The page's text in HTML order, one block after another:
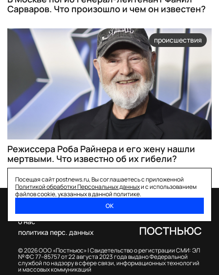
Сарваров. Что произошло и чем он известен?
происшествия
Режиссера Роба Райнера и его жену нашли
мертвыми. Что известно об их гибели?
Посещая сайт postnews.ru, Вы соглашаетесь с приложенной
Политикой обработки Персональных данныхи с использованием
файлов cookie, указанных в данной политике.
ОК
© 2026 ООО «Постньюс» |Свидетельство о регистрации СМИ: ЭЛ
№ ФС 77–85757 от 22 августа 2023 года выдано Федеральной
службой по надзору в сфере связи, информационных технологий
и массовых коммуникаций
о нас
политика перс. данных